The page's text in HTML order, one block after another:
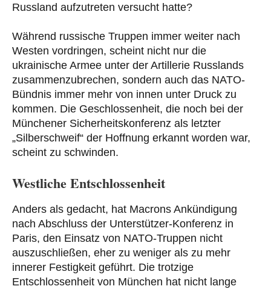
Russland aufzutreten versucht hatte?
Während russische Truppen immer weiter nach
Westen vordringen, scheint nicht nur die
ukrainische Armee unter der Artillerie Russlands
zusammenzubrechen, sondern auch das NATO-
Bündnis immer mehr von innen unter Druck zu
kommen. Die Geschlossenheit, die noch bei der
Münchener Sicherheitskonferenz als letzter
„Silberschweif“ der Hoffnung erkannt worden war,
scheint zu schwinden.
Westliche Entschlossenheit
Anders als gedacht, hat Macrons Ankündigung
nach Abschluss der Unterstützer-Konferenz in
Paris, den Einsatz von NATO-Truppen nicht
auszuschließen, eher zu weniger als zu mehr
innerer Festigkeit geführt. Die trotzige
Entschlossenheit von München hat nicht lange